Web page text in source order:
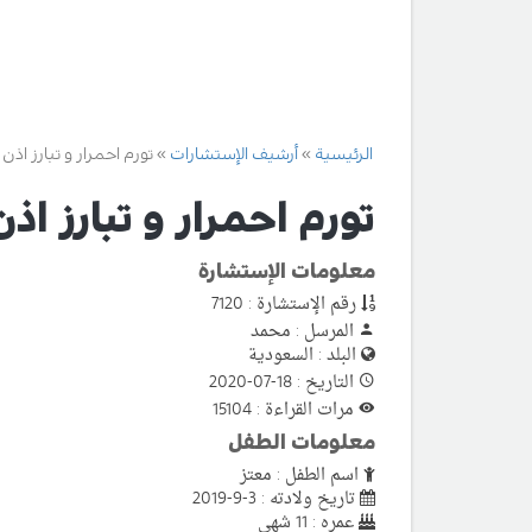
الرئيسية أرشيف الإستشارات تورم احمرار و تبارز
تورم احمرار و تبارز
معلومات الإستشارة
رقم الإستشارة : 7120
المرسل : محمد
البلد : السعودية
التاريخ : 18-07-2020
مرات القراءة : 15104
معلومات الطفل
اسم الطفل : معتز
تاريخ ولادته : 3-9-2019
عمره : 11 شهى